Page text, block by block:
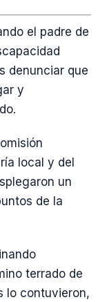
el padre de
denunciar que
y
local y del
un
de la
terrado de
lo contuvieron,